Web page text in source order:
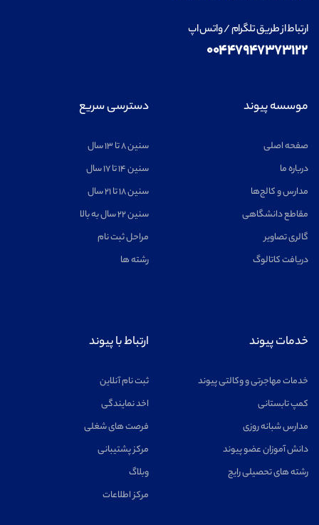
ارتباط از طریق تلگرام / واتس اپ
۰۰۴۴۷۹۴۷۳۷۳۱۲۲
موسسه پیوند
صفحه اصلی
درباره ما
مدارس و کالج‌ها
مقاطع دانشگاهی
گالری تصاویر
دریافت کاتالوگ
دسترسی سریع
سنین ۸ تا ۱۳ سال
سنین ۱۴ تا ۱۷ سال
سنین ۱۸ تا ۲۱ سال
سنین ۲۲ سال به بالا
مراحل ثبت نام
رشته ها
خدمات پیوند
خدمات مهاجرتی و وکالتی پیوند
کمپ تابستانی
مدارس شبانه روزی
دانش آموزان عضو پیوند
رشته های تحصیلی رایج
ارتباط با پیوند
ثبت نام آنلاین
اخد نمایندگی
فرصت های شغلی
مرکز پشتیبانی
وبلاگ
مرکز اطلاعات